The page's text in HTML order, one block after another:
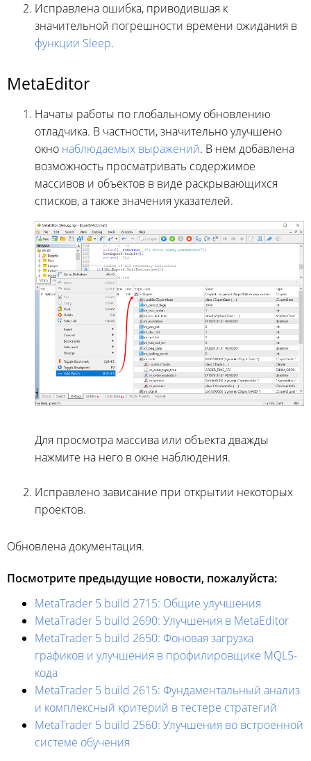
Исправлена ошибка, приводившая к
значительной погрешности времени ожидания в
функции Sleep.
MetaEditor
Начаты работы по глобальному обновлению
отладчика. В частности, значительно улучшено
окно наблюдаемых выражений. В нем добавлена
возможность просматривать содержимое
массивов и объектов в виде раскрывающихся
списков, а также значения указателей.
Для просмотра массива или объекта дважды
нажмите на него в окне наблюдения.
Исправлено зависание при открытии некоторых
проектов.
Обновлена документация.
Посмотрите предыдущие новости, пожалуйста:
MetaTrader 5 build 2715: Общие улучшения
MetaTrader 5 build 2690: Улучшения в MetaEditor
MetaTrader 5 build 2650: Фоновая загрузка
графиков и улучшения в профилировщике MQL5-
кода
MetaTrader 5 build 2615: Фундаментальный анализ
и комплексный критерий в тестере стратегий
MetaTrader 5 build 2560: Улучшения во встроенной
системе обучения